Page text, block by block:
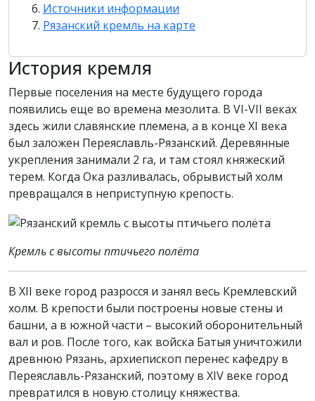
Источники информации
Рязанский кремль на карте
История кремля
Первые поселения на месте будущего города
появились еще во времена мезолита. В VI-VII веках
здесь жили славянские племена, а в конце XI века
был заложен Переяславль-Рязанский. Деревянные
укрепления занимали 2 га, и там стоял княжеский
терем. Когда Ока разливалась, обрывистый холм
превращался в неприступную крепость.
Кремль с высоты птичьего полёта
В XII веке город разросся и занял весь Кремлевский
холм. В крепости были построены новые стены и
башни, а в южной части – высокий оборонительный
вал и ров. После того, как войска Батыя уничтожили
древнюю Рязань, архиепископ перенес кафедру в
Переяславль-Рязанский, поэтому в XIV веке город
превратился в новую столицу княжества.